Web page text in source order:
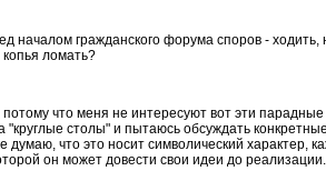
началом гражданского форума споров - ходить,
ломать?
что меня не интересуют вот эти парадные
"круглые столы" и пытаюсь обсуждать конкретные
думаю, что это носит символический характер,
он может довести свои идеи до реализации.